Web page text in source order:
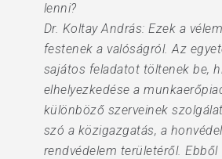
lenni?
Dr. Koltay András: Ezek a
festenek a valóságról. Az
sajátos feladatot töltenek be,
elhelyezkedése a
különböző szerveinek
szó a közigazgatás, a
rendvédelem területéről.